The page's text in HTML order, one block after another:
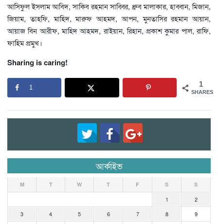
আসিফুল ইসলাম আবিদ, সাকিব রহমান সাব্বির, ধ্রুব মালাকার, হাব্বান, মিজান,
জিয়াম, তাহফি, মাহিদ, মারুফ আহমদ, আপন, মুনতাসির রহমান আয়ান,
আয়াজ বিন আরীফ, মাহিদ আহমদ, রাইয়ান, রিহান, প্রকাশ কুমার পাল, রাফি,
ফাহিম প্রমুখ।
Sharing is caring!
1
SHARES
1
আর্কাইভ
M T W T F S S
1
2
3
4 5 6 7 8
9